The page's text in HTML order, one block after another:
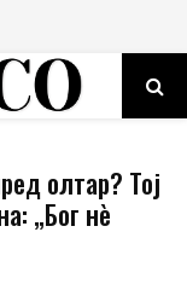
олтар? Тој
„Бог нè